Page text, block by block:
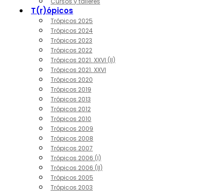
T(r)ópicos
Trópicos 2025
Trópicos 2024
Trópicos 2023
Trópicos 2022
Trópicos 2021. XXVI (II)
Trópicos 2021. XXVI
Trópicos 2020
Trópicos 2019
Trópicos 2013
Trópicos 2012
Trópicos 2010
Trópicos 2009
Trópicos 2008
Trópicos 2007
Trópicos 2006 (I)
Trópicos 2006 (II)
Trópicos 2005
Trópicos 2003